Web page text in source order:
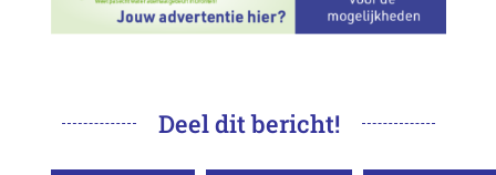
Deel dit bericht!